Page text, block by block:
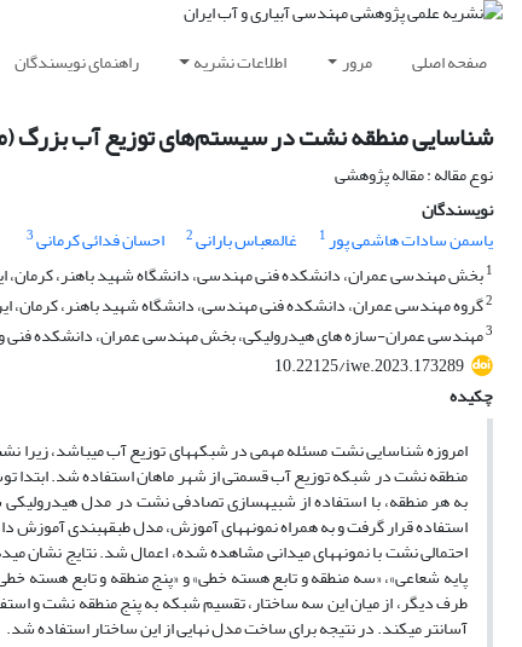
صفحه اصلی مرور اطلاعات نشریه راهنمای نویسندگان
شناسایی منطقه نشت در سیستم‌های توزیع آب بزرگ
نوع مقاله : مقاله پژوهشی
نویسندگان
یاسمن سادات هاشمی پور1 غالمعباس بارانی2 احسان فدائی کرمانی3
1بخش مهندسی عمران، دانشکده فنی مهندسی، دانشگاه شهید باهنر، کرمان،
2گروه مهندسی عمران، دانشکده فنی مهندسی، دانشگاه شهید باهنر، کرمان،
3مهندسی عمران-سازه های هیدرولیکی، بخش مهندسی عمران، دانشکده فنی
10.22125/iwe.2023.173289
چکیده
امروزه شناسایی نشت مسئله مهمی در شبکه­های توزیع آب می­باشد، زیرا
به هر منطقه، با استفاده از شبیه­سازی تصادفی نشت در مدل
استفاده قرار گرفت و به همراه نمونه­های آموزش، مدل طبقه­بندی
طرف دیگر، از میان این سه ساختار، تقسیم شبکه به پنج منطقه نشت و
آسان­تر می­کند. در نتیجه برای ساخت مدل نهایی از این ساختار استفاده شد.